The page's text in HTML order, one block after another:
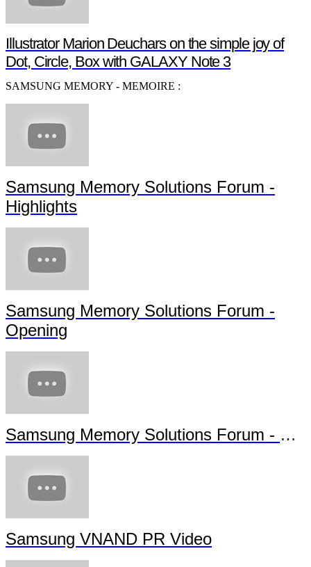
Illustrator Marion Deuchars on the simple joy of
Dot, Circle, Box with GALAXY Note 3
SAMSUNG MEMORY - MEMOIRE :
Samsung Memory Solutions Forum -
Highlights
Samsung Memory Solutions Forum -
Opening
Samsung Memory Solutions Forum - Future Technology
Samsung VNAND PR Video